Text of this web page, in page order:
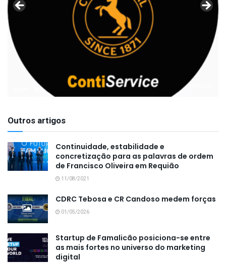
Outros artigos
Continuidade, estabilidade e
concretização para as palavras de ordem
de Francisco Oliveira em Requião
11/08/2021
CDRC Tebosa e CR Candoso medem forças
01/05/2026
Startup de Famalicão posiciona-se entre
as mais fortes no universo do marketing
digital